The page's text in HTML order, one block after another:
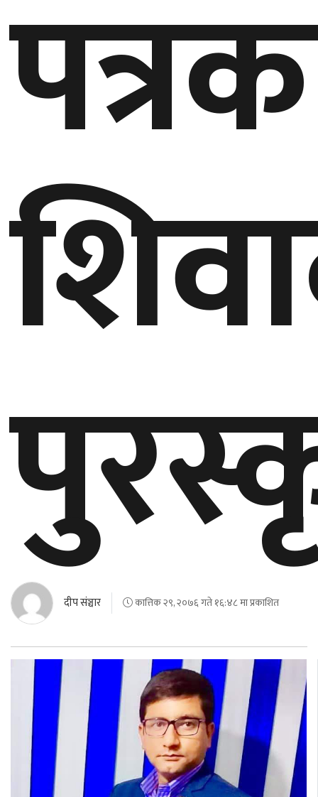
क्यानाडा
दीप संञ्चार कात्तिक २९, २०७६ गते १६:४८ मा प्रकाशित